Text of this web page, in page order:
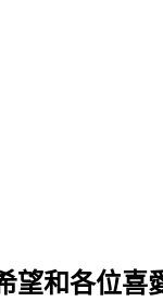
望和各位